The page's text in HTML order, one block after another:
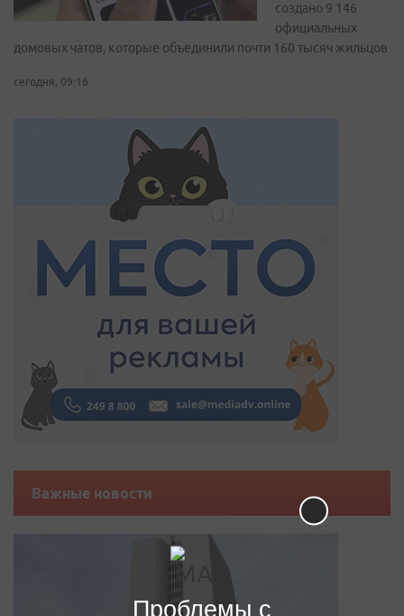
создано 9 146
официальных
домовых чатов, которые объединили почти 160 тысяч жильцов
сегодня, 09:16
Важные новости
Проблемы с